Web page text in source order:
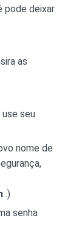
pode deixar
as
seu
nome de
.)
senha